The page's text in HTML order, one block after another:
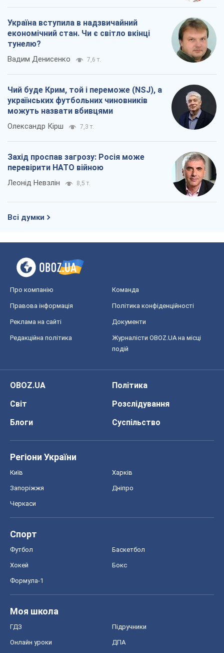
Україна вступила в надзвичайний
економічний стан. Чи є світло вкінці
тунелю?
Вадим Денисенко 7,6 т.
Чий буде Крим, той і переможе (NSJ), а
українських футбольних чиновників
можуть назвати вбивцями
Олександр Кірш 7,3 т.
Захід проспав загрозу: Росія може
перевірити НАТО війною
Леонід Невзлін 8,5 т.
Всі думки
Про компанію Команда
Правова інформація Політика конфіденційності
Реклама на сайті Документи
Редакційна політика
Журналісти OBOZ.UA на місці
подій
OBOZ.UA
Політика
Світ
Розслідування
Блоги
Суспільство
Регіони України
Київ Харків
Запоріжжя Дніпро
Черкаси
Спорт
Футбол Баскетбол
Хокей Бокс
Формула-1
Моя школа
ГДЗ Підручники
Онлайн уроки ДПА